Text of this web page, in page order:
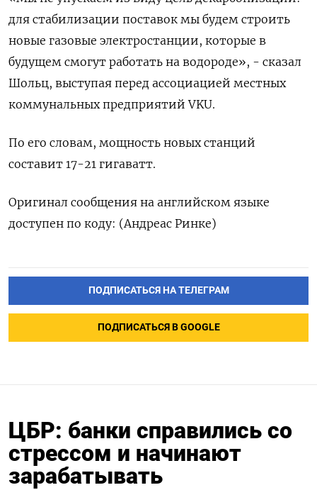
для стабилизации поставок мы будем строить
новые газовые электростанции, которые в
будущем смогут работать на водороде», - сказал
Шольц, выступая перед ассоциацией местных
коммунальных предприятий VKU.
По его словам, мощность новых станций
составит 17-21 гигаватт.
Оригинал сообщения на английском языке
доступен по коду: (Андреас Ринке)
ПОДПИСАТЬСЯ НА ТЕЛЕГРАМ
ПОДПИСАТЬСЯ В GOOGLE
ЦБР: банки справились со
стрессом и начинают
зарабатывать